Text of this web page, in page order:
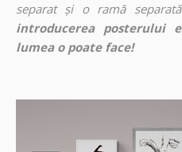
separat și o ramă
introducerea posterului
lumea o poate face!